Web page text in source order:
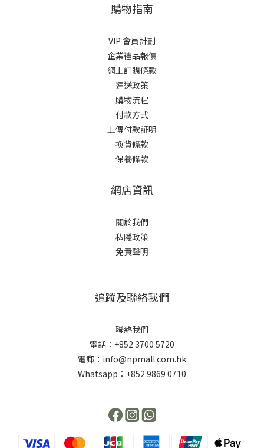
購物指南
VIP 會員計劃
企業禮品報價
網上訂購條款
運送政策
購物流程
付款方式
上傳付款証明
換貨條款
保養條款
網店資訊
關於我們
私隱政策
免責聲明
追蹤及聯絡我們
聯絡我們
電話：+852 3700 5720
電郵：info@npmall.com.hk
Whatsapp：+852 9869 0710